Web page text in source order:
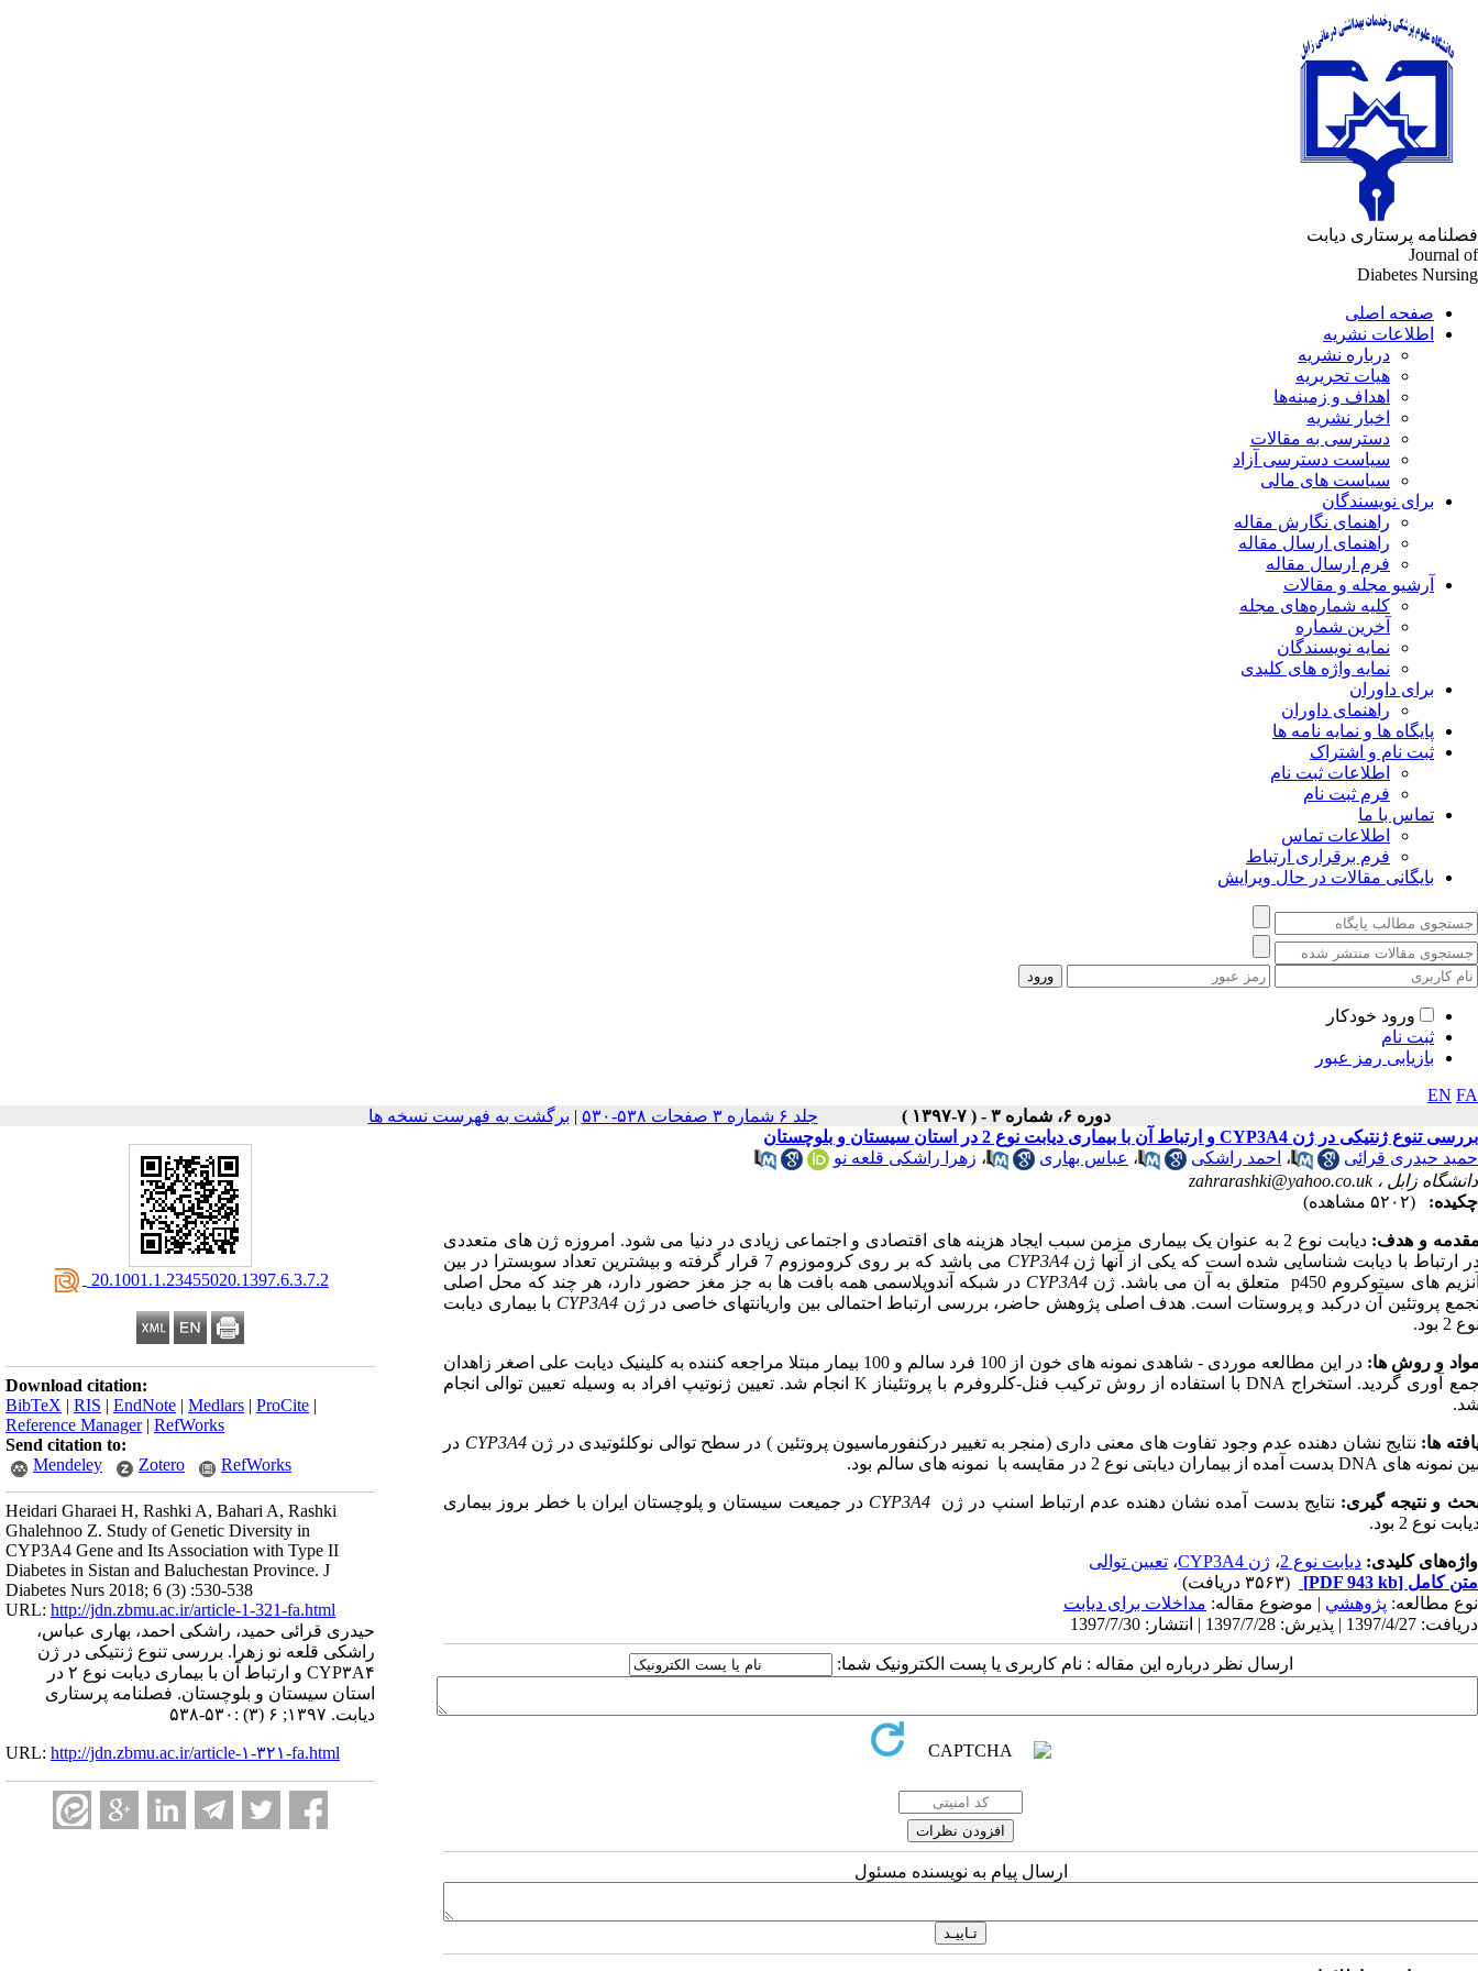
فصلنامه پرستاری دیابت
Journal of
Diabetes Nursing
صفحه اصلی
اطلاعات نشریه
درباره نشریه
هیات تحریریه
اهداف و زمینه‌ها
اخبار نشریه
دسترسی به مقالات
سیاست دسترسی آزاد
سیاست های مالی
برای نویسندگان
راهنمای نگارش مقاله
راهنمای ارسال مقاله
فرم ارسال مقاله
آرشیو مجله و مقالات
کلیه شماره‌های مجله
آخرین شماره
نمایه نویسندگان
نمایه واژه های کلیدی
برای داوران
راهنمای داوران
پایگاه ها و نمایه نامه ها
ثبت نام و اشتراک
اطلاعات ثبت نام
فرم ثبت نام
تماس با ما
اطلاعات تماس
فرم برقراری ارتباط
بایگانی مقالات در حال ویرایش
ورود خودکار
ثبت نام
بازیابی رمز عبور
EN FA
دوره ۶، شماره ۳ - ( ۷-۱۳۹۷ )
جلد ۶ شماره ۳ صفحات ۵۳۸-۵۳۰ | برگشت به فهرست نسخه ها
‎ 20.1001.1.23455020.1397.6.3.7.2
Download citation:
BibTeX | RIS | EndNote | Medlars | ProCite |
Reference Manager| RefWorks
Send citation to:
Mendeley
Zotero RefWorks
Heidari Gharaei H, Rashki A, Bahari A, Rashki
Ghalehnoo Z. Study of Genetic Diversity in
CYP3A4 Gene and Its Association with Type II
Diabetes in Sistan and Baluchestan Province. J
Diabetes Nurs 2018; 6 (3) :530-538
URL: http://jdn.zbmu.ac.ir/article-1-321-fa.html
حیدری قرائی حمید، راشکی احمد، بهاری عباس،
راشکی قلعه نو زهرا. بررسی تنوع ژنتیکی در ژن
CYP۳A۴ و ارتباط آن با بیماری دیابت نوع ۲ در
استان سیستان و بلوچستان. فصلنامه پرستاری
دیابت. ۱۳۹۷; ۶ (۳) :۵۳۰-۵۳۸
URL: http://jdn.zbmu.ac.ir/article-۱-۳۲۱-fa.html
بررسی تنوع ژنتیکی در ژن CYP3A4 و ارتباط آن با بیماری دیابت نوع 2 در استان سیستان و بلوچستان
حمید حیدری قرائی
، احمد راشکی ، عباس بهاری ، زهرا راشکی قلعه نو
دانشگاه زابل ،zahrarashki@yahoo.co.uk
چکیده:
(۵۲۰۲ مشاهده)
و هدف: دیابت نوع 2 به عنوان یک بیماری مزمن سبب ایجاد هزینه های اقتصادی و اجتماعی زیادی در دنیا می شود . امروزه ژن های متعددی
ارتباط با دیابت شناسایی شده است که یکی از آنها ژنCYP3A4
می باشد که بر روی کروموزوم 7 قرار گرفته و بیشترین تعداد سوبسترا در بین
های سیتوکروم p450متعلق به آن می باشد. ژن CYP3A4 در شبکه آندوپلاسمی همه بافت ها به جز مغز حضور دارد، هر چند که محل اصلی
پروتئین آن درکبد و پروستات است. هدف اصلی پژوهش حاضر، بررسی ارتباط احتمالی بین واریانتهای خاصی در ژن CYP3A4 با بیماری دیابت
2 بود.
و روش ها: در این مطالعه موردی-
شاهدی نمونه های خون از 100 فرد سالم و 100 بیمار مبتلا مراجعه کننده به کلینیک دیابت علی اصغر زاهدان
آوری گردید. استخراج DNAبا استفاده از روش ترکیب فنل-کلروفرم با پروتئیناز Kانجام شد. تعیین ژنوتیپ افراد به وسیله تعیین توالی انجام
ها: نتایج نشان دهنده عدم وجود تفاوت های معنی داری (منجر به تغییر درکنفورماسیون پروتئین ) در سطح توالی نوکلئوتیدی در ژنCYP3A4 در
نمونه های DNA بدست آمده از بیماران دیابتی نوع 2 در مقایسه با نمونه های سالم بود.
و نتیجه گیری: نتایج بدست آمده نشان دهنده عدم ارتباط اسنپ در ژنCYP3A4 در جمیعت سیستان و پلوچستان ایران با خطر بروز بیماری
نوع 2 بود.
واژه‌های کلیدی: دیابت نوع 2 ، ژن CYP3A4 ، تعیین توالی
متن کامل [PDF 943 kb]
(۳۵۶۳ دریافت)
نوع مطالعه: پژوهشي | موضوع مقاله: مداخلات برای دیابت
دریافت: 1397/4/27 | پذیرش: 1397/7/28 | انتشار: 1397/7/30
ارسال نظر درباره این مقاله : نام کاربری یا پست الکترونیک شما:
ارسال پیام به نویسنده مسئول